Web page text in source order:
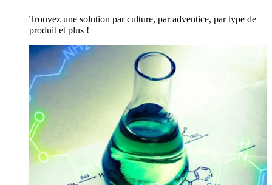
Trouvez une solution par culture, par adventice, par type de
produit et plus !